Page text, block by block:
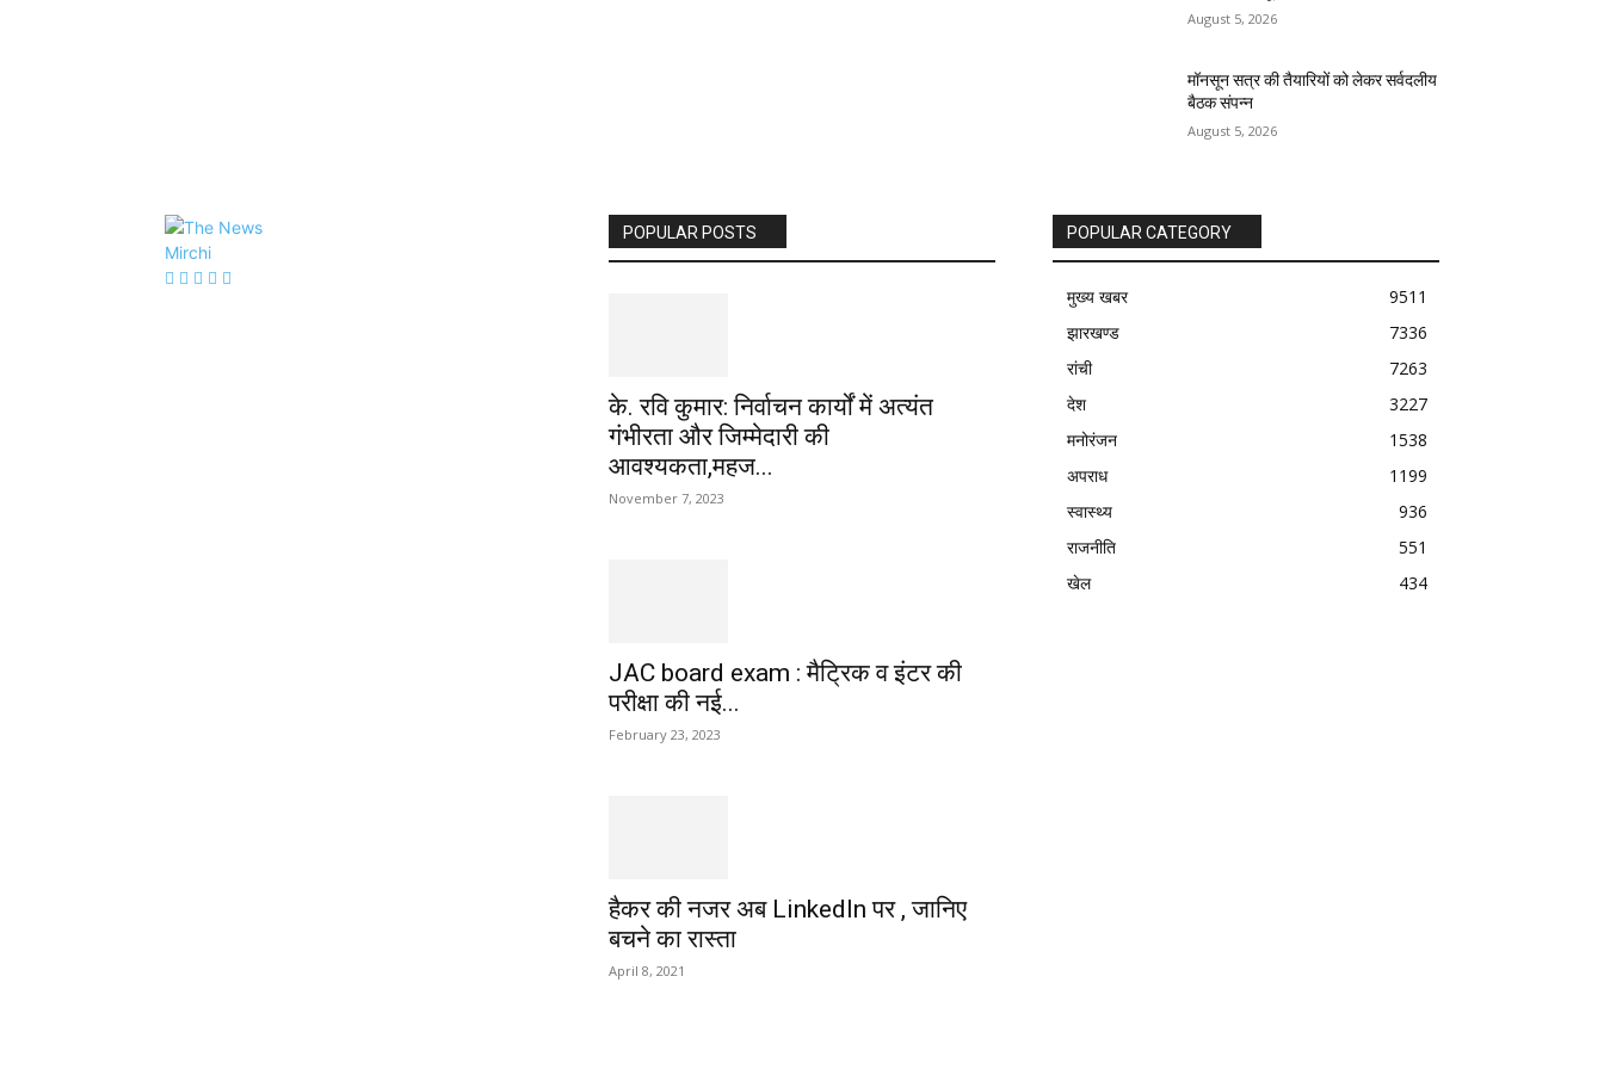
August 5, 2026
मॉनसून सत्र की तैयारियों को लेकर सर्वदलीय
बैठक संपन्न
August 5, 2026
POPULAR POSTS
के. रवि कुमार: निर्वाचन कार्यों में अत्यंत
गंभीरता और जिम्मेदारी की
आवश्यकता,महज...
November 7, 2023
JAC board exam : मैट्रिक व इंटर की
परीक्षा की नई...
February 23, 2023
हैकर की नजर अब LinkedIn पर , जानिए
बचने का रास्ता
April 8, 2021
POPULAR CATEGORY
मुख्य खबर
9511
झारखण्ड
7336
रांची
7263
देश
3227
मनोरंजन
1538
अपराध
1199
स्वास्थ्य
936
राजनीति
551
खेल
434